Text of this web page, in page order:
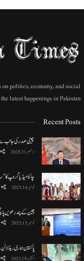
politics, economy, and social
latest happenings in Pakistan.
Recent Posts
چینی صدر کی جانب
دسمبر 31, 2025
چائنا میڈیا گروپ
نومبر 14, 2025
چین کے پندرھویں
نومبر 13, 2025
پاکستان ہماری ریڈ
اکتوبر 19, 2025